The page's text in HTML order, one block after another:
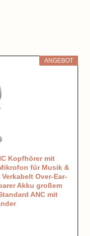
ANGEBOT
Kopfhörer mit
für Musik &
Over-Ear-
Akku großem
ANC mit